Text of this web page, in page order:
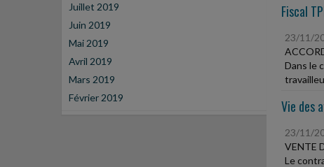
Juillet 2019
Juin 2019
Mai 2019
Avril 2019
Mars 2019
Février 2019
Fiscal
23/11/
Dans le
Vie des
23/11/
VENTE
Le